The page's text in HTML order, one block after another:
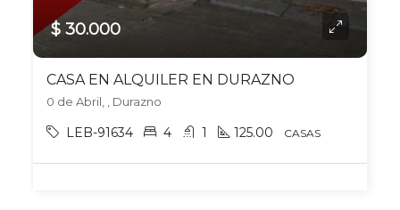
$ 30.000
CASA EN ALQUILER EN DURAZNO
0 de Abril, , Durazno
LEB-91634 4 1 125.00 CASAS